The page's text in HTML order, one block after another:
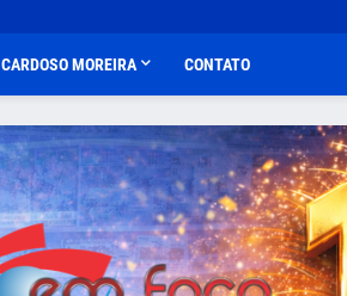
CARDOSO MOREIRA CONTATO